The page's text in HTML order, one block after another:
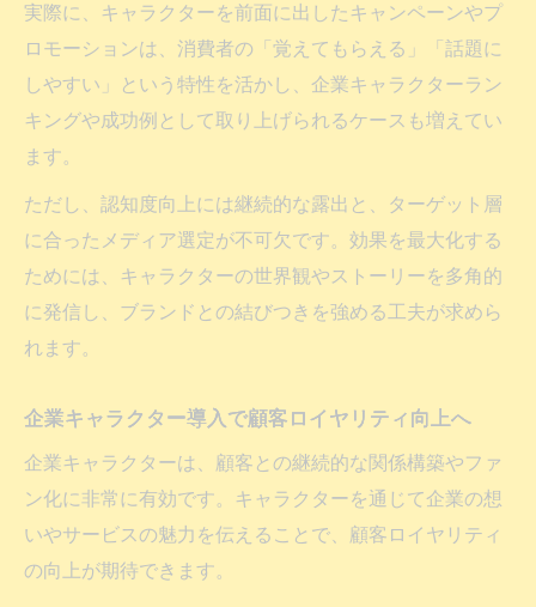
企業キャラクター活用で顧客ロイヤリティ
向上
手法
実際に、キャラクターを前面に出したキャンペーンやプ
ロモーションは、消費者の「覚えてもらえる」「話題に
しやすい」という特性を活かし、企業キャラクターラン
キングや成功例として取り上げられるケースも増えてい
ます。
ただし、認知度向上には継続的な露出と、ターゲット層
に合ったメディア選定が不可欠です。効果を最大化する
ためには、キャラクターの世界観やストーリーを多角的
に発信し、ブランドとの結びつきを強める工夫が求めら
れます。
企業キャラクター導入で顧客ロイヤリティ向上へ
企業キャラクターは、顧客との継続的な関係構築やファ
ン化に非常に有効です。キャラクターを通じて企業の想
いやサービスの魅力を伝えることで、顧客ロイヤリティ
の向上が期待できます。